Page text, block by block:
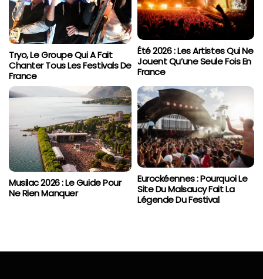
Tryo, Le Groupe Qui A Fait
Chanter Tous Les Festivals De
France
Été 2026 : Les Artistes Qui Ne
Jouent Qu’une Seule Fois En
France
Musilac 2026 : Le Guide Pour
Ne Rien Manquer
Eurockéennes : Pourquoi Le
Site Du Malsaucy Fait La
Légende Du Festival